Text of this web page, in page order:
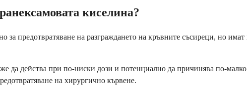
киселина?
предотвратяване на разграждането на кръвните съсиреци, но
да действа при по-ниски дози и потенциално да причинява по-
на хирургично кървене.